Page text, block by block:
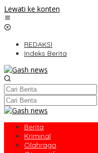
Lewati ke konten
REDAKSI
Indeks Berita
Berita
Kriminal
Olahraga